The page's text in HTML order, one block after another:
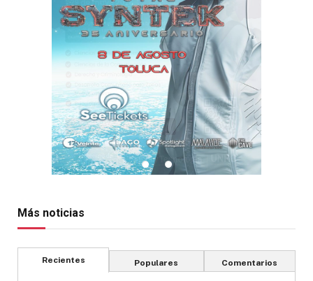
Más noticias
Recientes Populares Comentarios